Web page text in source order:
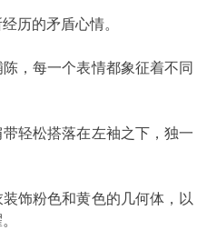
历的矛盾心情。
，每一个表情都象征着不同
轻松搭落在左袖之下，独一
饰粉色和黄色的几何体，以